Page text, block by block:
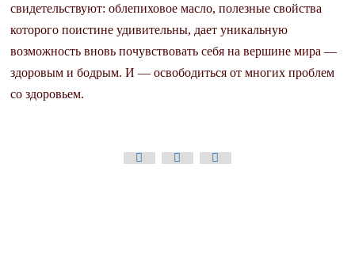
свидетельствуют: облепиховое масло, полезные свойства
которого поистине удивительны, дает уникальную
возможность вновь почувствовать себя на вершине мира —
здоровым и бодрым. И — освободиться от многих проблем
со здоровьем.